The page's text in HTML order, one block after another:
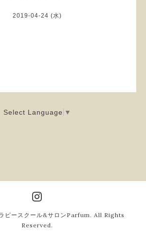
2019-04-24 (水)
Select Language ▼
ピースクール&サロンParfum . All Rights
Reserved.